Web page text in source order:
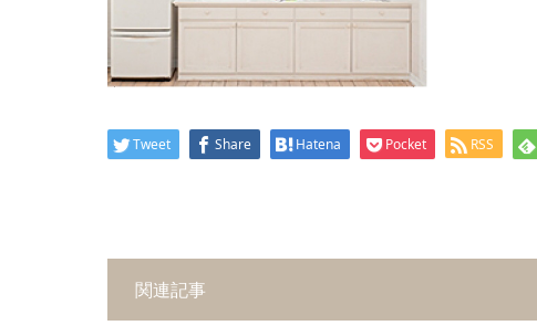
Tweet Share Hatena Pocket RSS
関連記事